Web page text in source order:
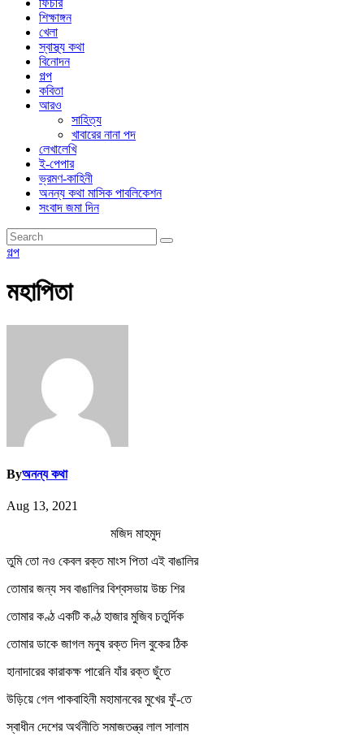
ফিচার
শিক্ষাঙ্গন
খেলা
স্বাস্থ্য কথা
বিনোদন
গল্প
কবিতা
আরও
সাহিত্য
খাবারের নানা পদ
লেখালেখি
ই-পেপার
ভ্রমণ-কাহিনী
অনন্য কথা মাসিক পাবলিকেশন
সংবাদ জমা দিন
গল্প
মহাপিতা
Byঅনন্য কথা
Aug 13, 2021
মজিদ মাহমুদ
তুমি তো নও কেবল রক্ত মাংস পিতা এই বাঙালির
তোমার জন্য সব বাঙালির বিশ্বসভায় উচ্চ শির
তোমার কণ্ঠ একটি কণ্ঠ হাজার মুজিব চতুর্দিক
তোমার ডাকে জাগল মনুষ রক্ত দিল বুকের ঠিক
হানাদারের কারাকক্ষ পারেনি যাঁর রক্ত ছুঁতে
উড়িয়ে গেল পাকবাহিনী মহামানবের মুখের ফুঁ-তে
স্বাধীন দেশের অর্থনীতি সমাজতন্ত্র লাল সালাম